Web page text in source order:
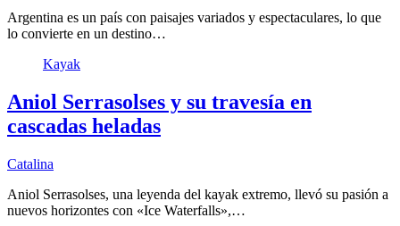
Argentina es un país con paisajes variados y espectaculares, lo que
lo convierte en un destino…
Kayak
Aniol Serrasolses y su travesía en
cascadas heladas
Catalina
Aniol Serrasolses, una leyenda del kayak extremo, llevó su pasión a
nuevos horizontes con «Ice Waterfalls»,…